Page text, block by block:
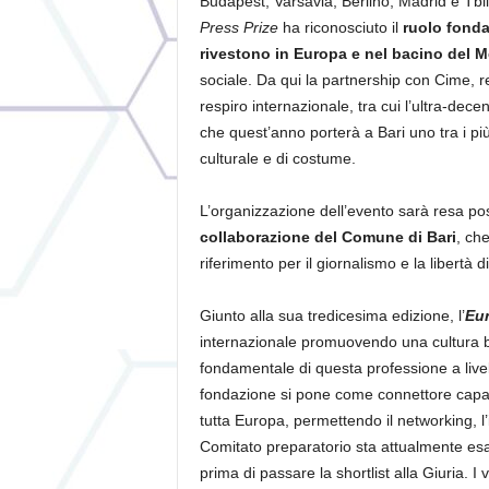
Press Prizeha riconosciuto il ruolo
rivestono in Europa e nel bacino del
sociale. Da qui la partnership con Cime,
respiro internazionale, tra cui l’ultra-
che quest’anno porterà a Bari uno tra i
culturale e di costume.
L’organizzazione dell’evento sarà resa
collaborazione del Comune di Bari ,
riferimento per il giornalismo e la libertà
Giunto alla sua tredicesima edizione, l’
internazionale promuovendo una cultura
fondamentale di questa professione a
fondazione si pone come connettore
tutta Europa, permettendo il networking,
Comitato preparatorio sta attualmente
prima di passare la shortlist alla Giuria. I